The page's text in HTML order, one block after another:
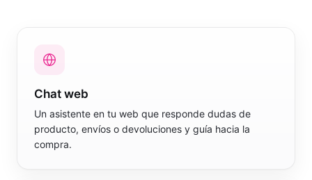
Chat web
Un asistente en tu web que responde dudas de
producto, envíos o devoluciones y guía hacia la
compra.